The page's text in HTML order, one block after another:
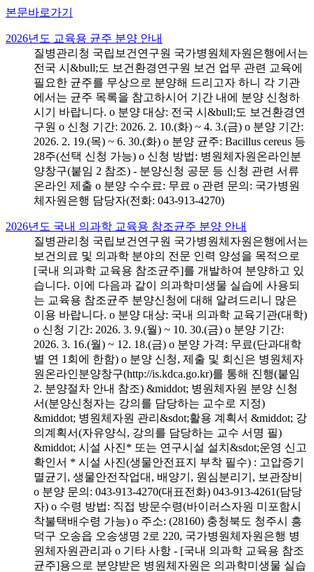
본문바로가기
2026년도 교육용 균주 분양 안내
질병관리청 국립보건연구원 국가병원체자원은행에서는
전국 시&bull;도 보건환경연구원 보건 업무 관련 교육에
필요한 균주를 무상으로 분양해 드리고자 하니 각 기관
에서는 균주 목록을 참고하시어 기간 내에 분양 신청하
시기 바랍니다. o 분양 대상: 전국 시&bull;도 보건환경연
구원 o 신청 기간: 2026. 2. 10.(화) ~ 4. 3.(금) o 분양 기간:
2026. 2. 19.(목) ~ 6. 30.(화) o 분양 균주: Bacillus cereus 등
28주(선택 신청 가능) o 신청 방법: 병원체자원온라인분
양창구(붙임 2 참조) - 분양신청 공문 등 신청 관련 서류
온라인 제출 o 분양 수수료: 무료 o 관련 문의: 국가병원
체자원은행 담당자(전화: 043-913-4270)
2026년도 국내 의과학 교육용 참조균주 분양 안내
질병관리청 국립보건연구원 국가병원체자원은행에서는
보건의료 및 의과학 분야의 전문 인력 양성을 목적으로
[국내 의과학 교육용 참조균주]를 개발하여 분양하고 있
습니다. 이에 다음과 같이 의과학미생물 실습에 사용되
는 교육용 참조균주 분양신청에 대해 알려드리니 많은
이용 바랍니다. o 분양 대상: 국내 의과학 교육기관(대학)
o 신청 기간: 2026. 3. 9.(월) ~ 10. 30.(금) o 분양 기간:
2026. 3. 16.(월) ~ 12. 18.(금) o 분양 가격: 무료(단과대학
별 연 1회에 한함) o 분양 신청, 제출 및 회신은 병원체자
원온라인분양창구(http://is.kdca.go.kr)를 통해 진행(붙임
2. 분양절차 안내 참조) &middot; 병원체자원 분양 신청
서(분양신청자는 강의를 담당하는 교수로 지정)
&middot; 병원체자원 관리&sdot;활용 계획서 &middot; 강
의계획서(자유양식, 강의를 담당하는 교수 서명 필)
&middot; 시설 사진* 또는 연구시설 설치&sdot;운영 신고
확인서 * 시설 사진(생물안전표지 부착 필수) : 고압증기
멸균기, 생물안전작업대, 배양기, 원심분리기, 보관장비
o 분양 문의: 043-913-4270(대표전화) 043-913-4261(담당
자) o 수령 방법: 직접 방문수령(바이러스자원 미포함시
착불택배수령 가능) o 주소: (28160) 충청북도 청주시 흥
덕구 오송읍 오송생명 2로 220, 국가병원체자원은행 병
원체자원관리과 o 기타 사항 - [국내 의과학 교육용 참조
균주]용으로 분양받은 병원체자원은 의과학미생물 실습